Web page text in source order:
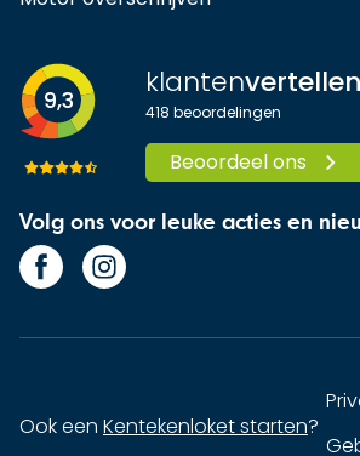
9,3 klantenvertellen
418 beoordelingen
Beoordeel ons
Volg ons voor leuke acties en
Ook een Kentekenloket starten?